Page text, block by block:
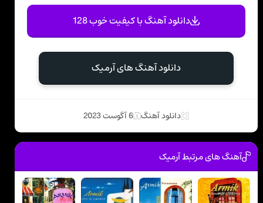
دانلود آهنگ با کیفیت خوب 128
دانلود آهنگ های آرمیک
دانلود آهنگ 6 آگوست 2023
آهنگ های مرتبط آرمیک